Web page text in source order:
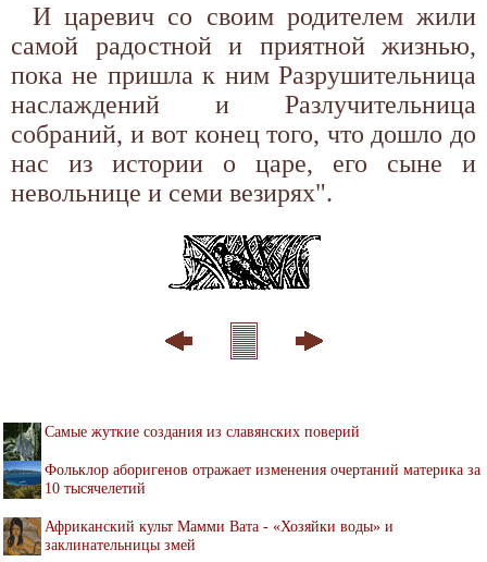
И царевич со своим родителем жили
самой радостной и приятной жизнью,
пока не пришла к ним Разрушительница
наслаждений и Разлучительница
собраний, и вот конец того, что дошло до
нас из истории о царе, его сыне и
невольнице и семи везирях".
Самые жуткие создания из славянских поверий
Фольклор аборигенов отражает изменения очертаний материка за
10 тысячелетий
Африканский культ Мамми Вата - «Хозяйки воды» и
заклинательницы змей